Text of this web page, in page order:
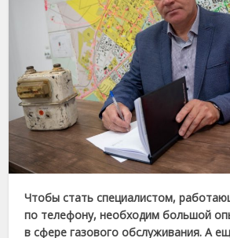
Чтобы стать специалистом,
по телефону, необходим большой
в сфере газового обслуживания. А